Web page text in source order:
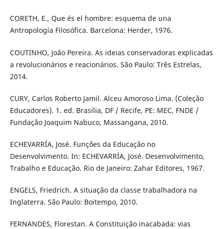
CORETH, E., Que és el hombre: esquema de una
Antropología Filosófica. Barcelona: Herder, 1976.
COUTINHO, João Pereira. As ideias conservadoras explicadas
a revolucionários e reacionários. São Paulo: Três Estrelas,
2014.
CURY, Carlos Roberto Jamil. Alceu Amoroso Lima. (Coleção
Educadores). 1. ed. Brasília, DF / Recife, PE: MEC, FNDE /
Fundação Joaquim Nabuco, Massangana, 2010.
ECHEVARRÍA, José. Funções da Educação no
Desenvolvimento. In: ECHEVARRÍA, José. Desenvolvimento,
Trabalho e Educação. Rio de Janeiro: Zahar Editores, 1967.
ENGELS, Friedrich. A situação da classe trabalhadora na
Inglaterra. São Paulo: Boitempo, 2010.
FERNANDES, Florestan. A Constituição inacabada: vias